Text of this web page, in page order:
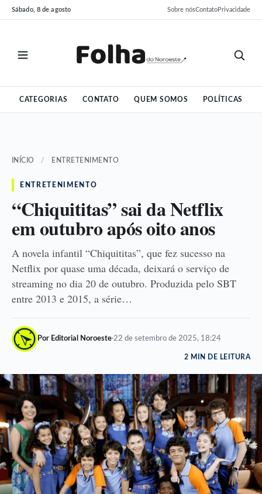
Pular
para
Pular
para
Sábado, 8 de agosto Sobre nósContatoPrivacidade
CATEGORIAS CONTATO QUEM SOMOS POLÍTICAS
INÍCIO / ENTRETENIMENTO
ENTRETENIMENTO
“Chiquititas” sai da Netflix
em outubro após oito anos
A novela infantil “Chiquititas”, que fez sucesso na
Netflix por quase uma década, deixará o serviço de
streaming no dia 20 de outubro. Produzida pelo SBT
entre 2013 e 2015, a série…
Por Editorial Noroeste·22 de setembro de 2025, 18:24
2 MIN DE LEITURA